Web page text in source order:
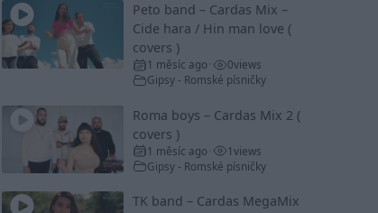
Peto band – Cardas Mix –
Cide hara / Hin man love (
covers )
1 měsíc ago 0views
Gipsy - Romské písničky
Roma boys – Cardas Mix 2 (
covers )
1 měsíc ago 1views
Gipsy - Romské písničky
TK band – Cardas MegaMix